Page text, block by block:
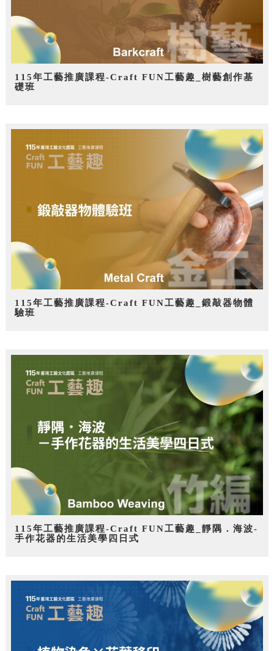
115年工藝推廣課程-Craft FUN工藝趣_樹藝創作基
礎班
115年工藝推廣課程-Craft FUN工藝趣_鍛敲器物體
驗班
115年工藝推廣課程-Craft FUN工藝趣_靜隅．海波-
手作花器的生活美學四日式